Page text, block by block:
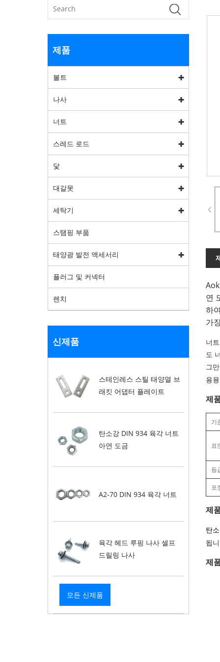
제품
볼트
나사
너트
스레드 로드
닻
대갈못
세탁기
스탬핑 부품
태양광 발전 액세서리
플러그 및 커넥터
렌치
신제품
스테인레스 스틸 태양열 브
래킷 어댑터 플레이트
탄소강 DIN 934 육각 너트
아연 도금
A2-70 DIN 934 육각 너트
육각 헤드 루핑 나사 셀프
드릴링 나사
모든 신제품
연
하
가
너
도
그
용
제
기
표
등
포
제
탄
됩
제